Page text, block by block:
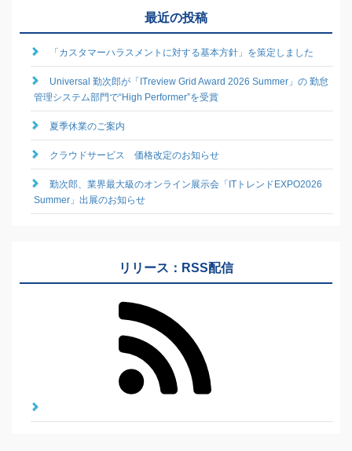
最近の投稿
「カスタマーハラスメントに対する基本方針」を策定しました
Universal 勤次郎が「ITreview Grid Award 2026 Summer」の 勤怠
管理システム部門で“High Performer”を受賞
夏季休業のご案内
クラウドサービス 価格改定のお知らせ
勤次郎、業界最大級のオンライン展示会「ITトレンドEXPO2026
Summer」出展のお知らせ
リリース：RSS配信